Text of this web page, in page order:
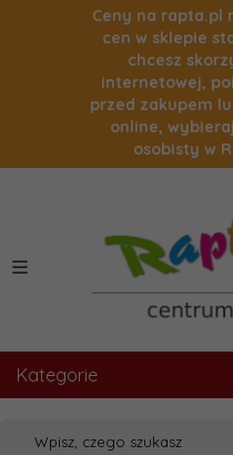
Ceny na rapta.pl
cen w sklepie
chcesz
internetowej,
przed zakupem
online,
osobisty w
Kategorie